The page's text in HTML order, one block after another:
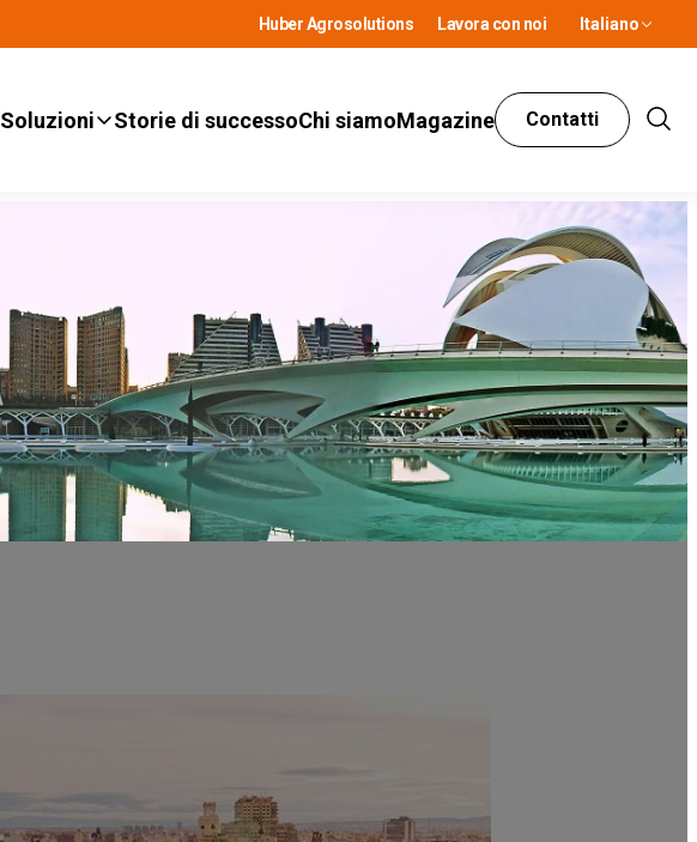
Huber Agrosolutions Lavora con noi Italiano
Soluzioni Storie di successoChi siamoMagazine Contatti
Show